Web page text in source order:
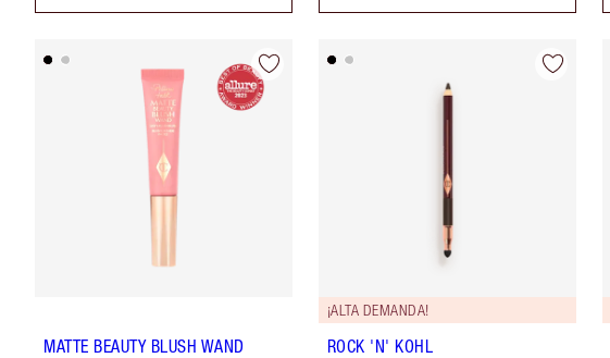
MATTE BEAUTY BLUSH WAND
¡ALTA DEMANDA!
ROCK 'N' KOHL